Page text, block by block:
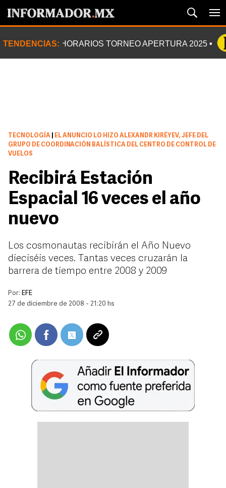
TENDENCIAS: HORARIOS TORNEO APERTURA 2025
TECNOLOGÍA
EL ANUNCIO LO HIZO ALEXANDR KIRÉYEV, JEFE DEL
GRUPO DE COORDINACIÓN BALÍSTICA DEL CENTRO DE CONTROL DE
VUELOS
Recibirá Estación
Espacial 16 veces el año
nuevo
Los cosmonautas recibirán el Año Nuevo
dieciséis veces. Tantas veces cruzarán la
barrera de tiempo entre 2008 y 2009
Por: EFE
27 de diciembre de 2008 - 21:20 hs